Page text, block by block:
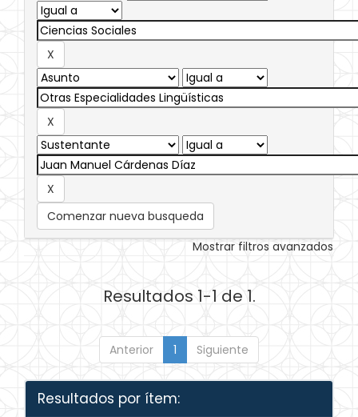
Comenzar nueva busqueda
Mostrar filtros avanzados
Resultados 1-1 de 1.
Anterior 1 Siguiente
Resultados por ítem: